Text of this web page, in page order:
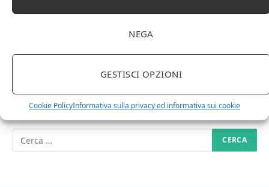
NEGA
GESTISCI OPZIONI
Cookie PolicyInformativa sulla privacy ed informativa sui cookie
irlandesi
RICERCA NEL SITO